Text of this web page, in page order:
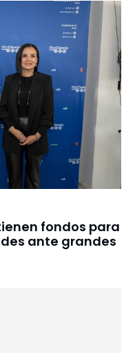
fondos para
ante grandes